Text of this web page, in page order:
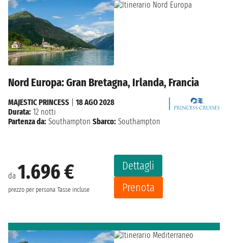
Nord Europa: Gran Bretagna, Irlanda, Francia
da 1.696 €
prezzo per persona Tasse incluse
Dettagli
Prenota
MAJESTIC PRINCESS
18 AGO 2028
Durata: 12 notti
Partenza da: Southampton Sbarco: Southampton